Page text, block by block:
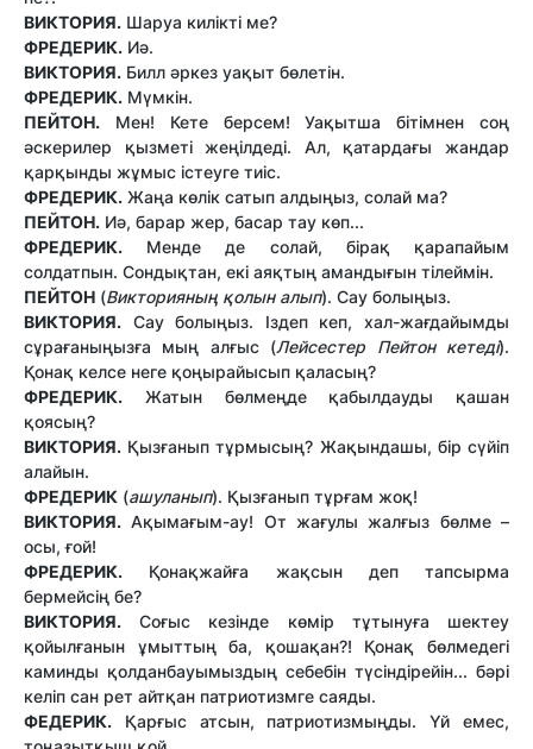
ВИКТОРИЯ. Шаруа килікті ме?
ФРЕДЕРИК. Иә.
ВИКТОРИЯ. Билл әркез уақыт бөлетін.
ФРЕДЕРИК. Мүмкін.
ПЕЙТОН. Мен! Кете берсем! Уақытша бітімнен соң
әскерилер қызметі жеңілдеді. Ал, қатардағы жандар
қарқынды жұмыс істеуге тиіс.
ФРЕДЕРИК. Жаңа көлік сатып алдыңыз, солай ма?
ПЕЙТОН. Иә, барар жер, басар тау көп...
ФРЕДЕРИК. Менде де солай, бірақ қарапайым
солдатпын. Сондықтан, екі аяқтың амандығын тілеймін.
ПЕЙТОН (Викторияның қолын алып). Сау болыңыз.
ВИКТОРИЯ. Сау болыңыз. Іздеп кеп, хал-жағдайымды
сұрағаныңызға мың алғыс (Лейсестер Пейтон кетеді).
Қонақ келсе неге қоңырайысып қаласың?
ФРЕДЕРИК. Жатын бөлмеңде қабылдауды қашан
қоясың?
ВИКТОРИЯ. Қызғанып тұрмысың? Жақындашы, бір сүйіп
алайын.
ФРЕДЕРИК (ашуланып). Қызғанып тұрғам жоқ!
ВИКТОРИЯ. Ақымағым-ау! От жағулы жалғыз бөлме –
осы, ғой!
ФРЕДЕРИК. Қонақжайға жақсын деп тапсырма
бермейсің бе?
ВИКТОРИЯ. Соғыс кезінде көмір тұтынуға шектеу
қойылғанын ұмыттың ба, қошақан?! Қонақ бөлмедегі
каминды қолданбауымыздың себебін түсіндірейін... бәрі
келіп сан рет айтқан патриотизмге саяды.
ФЕДЕРИК. Қарғыс атсын, патриотизмыңды. Үй емес,